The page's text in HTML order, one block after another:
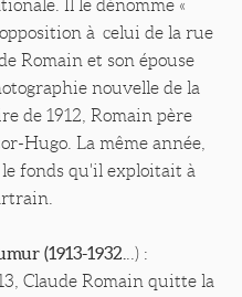
Il le dénomme «
à celui de la rue
Romain et son épouse
nouvelle de la
de 1912, Romain père
Hugo. La même année,
fonds qu'il exploitait à
(1913-1932.
..) :
Claude Romain quitte la